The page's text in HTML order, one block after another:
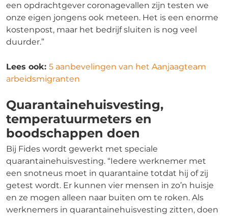
een opdrachtgever coronagevallen zijn testen we
onze eigen jongens ook meteen. Het is een enorme
kostenpost, maar het bedrijf sluiten is nog veel
duurder.”
Lees ook: 5 aanbevelingen van het Aanjaagteam
arbeidsmigranten
Quarantainehuisvesting,
temperatuurmeters en
boodschappen doen
Bij Fides wordt gewerkt met speciale
quarantainehuisvesting. “Iedere werknemer met
een snotneus moet in quarantaine totdat hij of zij
getest wordt. Er kunnen vier mensen in zo’n huisje
en ze mogen alleen naar buiten om te roken. Als
werknemers in quarantainehuisvesting zitten, doen